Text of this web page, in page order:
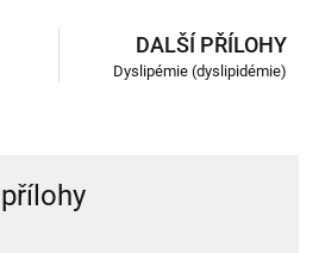
DALŠÍ PŘÍLOHY
Dyslipémie (dyslipidémie)